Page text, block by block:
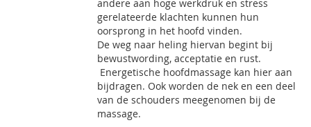
andere aan hoge werkdruk en stress
gerelateerde klachten kunnen hun
oorsprong in het hoofd vinden.
De weg naar heling hiervan begint bij
bewustwording, acceptatie en rust.
Energetische hoofdmassage kan hier aan
bijdragen. Ook worden de nek en een deel
van de schouders meegenomen bij de
massage.